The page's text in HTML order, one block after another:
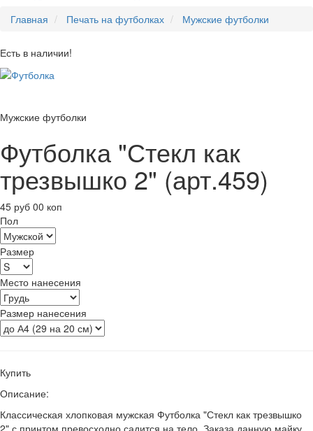
Главная
Печать на футболках Мужские футболки
Есть в наличии!
Мужские футболки
Футболка "Стекл как
трезвышко 2" (арт.459)
45 руб 00 коп
Пол
Размер
Место нанесения
Размер нанесения
Купить
Описание:
Классическая хлопковая мужская Футболка "Стекл как трезвышко